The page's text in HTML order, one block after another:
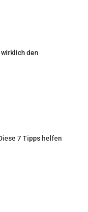
wirklich den
7 Tipps helfen